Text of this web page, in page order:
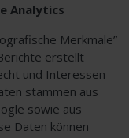
Analytics
Merkmale”
erstellt
und Interessen
stammen aus
sowie aus
Daten können